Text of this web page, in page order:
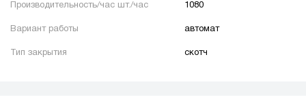
Производительность/час шт./час 1080
Вариант работы автомат
Тип закрытия скотч